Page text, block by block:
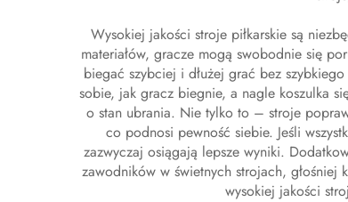
Wysokiej jakości stroje piłkarskie są
materiałów, gracze mogą swobodnie się
biegać szybciej i dłużej grać bez
sobie, jak gracz biegnie, a nagle koszulka
o stan ubrania. Nie tylko to – stroje
co podnosi pewność siebie. Jeśli
zazwyczaj osiągają lepsze wyniki.
zawodników w świetnych strojach,
wysokiej jakości